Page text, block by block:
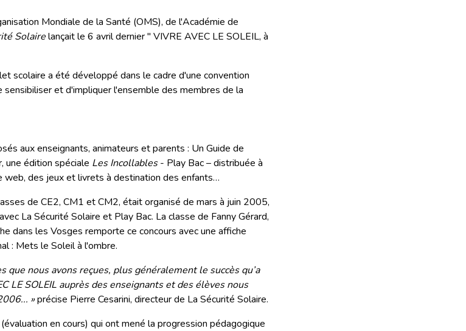
Mondiale de la Santé (OMS), de l'Académie de
Solairelançait le 6 avril dernier " VIVRE AVEC LE SOLEIL, à
scolaire a été développé dans le cadre d'une convention
sensibiliser et d'impliquer l'ensemble des membres de la
aux enseignants, animateurs et parents : Un Guide de
une édition spéciale Les Incollables- Play Bac – distribuée à
des jeux et livrets à destination des enfants…
de CE2, CM1 et CM2, était organisé de mars à juin 2005,
La Sécurité Solaire et Play Bac. La classe de Fanny Gérard,
dans les Vosges remporte ce concours avec une affiche
: Mets le Soleil à l'ombre.
que nous avons reçues, plus généralement le succès qu’a
LE SOLEIL auprès des enseignants et des élèves nous
»précise Pierre Cesarini, directeur de La Sécurité Solaire.
en cours) qui ont mené la progression pédagogique